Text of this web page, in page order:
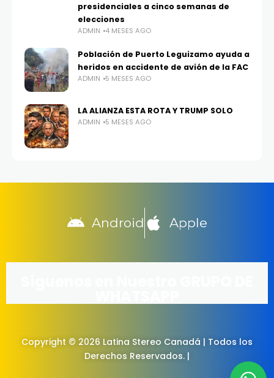
presidenciales a cinco semanas de
elecciones
ADMIN 4 MESES AGO
Población de Puerto Leguizamo ayuda a
heridos en accidente de avión de la FAC
ADMIN 5 MESES AGO
LA ALIANZA ESTA ROTA Y TRUMP SOLO
ADMIN 5 MESES AGO
Android Apple
Copyright © 2026 Latina Stereo Canadá | Todos los
Derechos Reservados. |